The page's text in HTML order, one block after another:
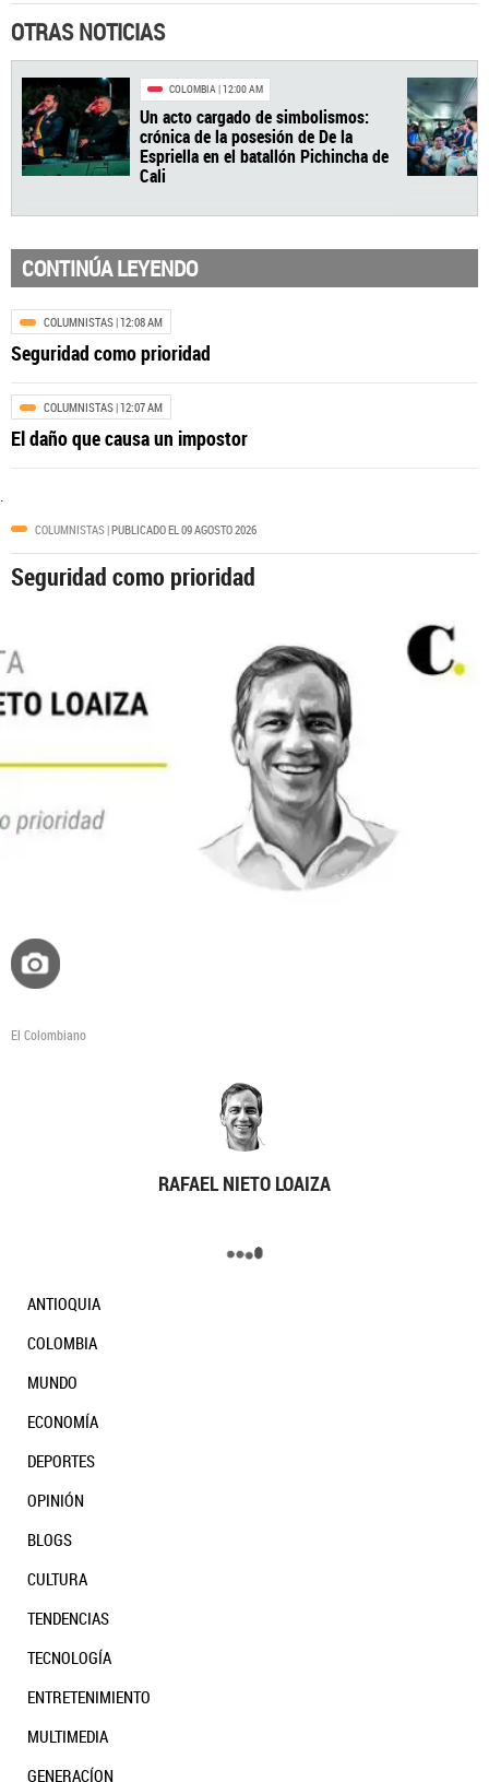
OTRAS NOTICIAS
Un acto cargado de simbolismos:
crónica de la posesión de De la
Cali
CONTINÚA LEYENDO
COLUMNISTAS| 12:08 AM
Seguridad como prioridad
COLUMNISTAS| 12:07 AM
El daño que causa un impostor
COLUMNISTAS| PUBLICADO EL 09 AGOSTO 2026
Seguridad como prioridad
El Colombiano
RAFAEL NIETO LOAIZA
ANTIOQUIA
COLOMBIA
MUNDO
ECONOMÍA
DEPORTES
OPINIÓN
BLOGS
CULTURA
TENDENCIAS
TECNOLOGÍA
ENTRETENIMIENTO
MULTIMEDIA
GENERACÍON